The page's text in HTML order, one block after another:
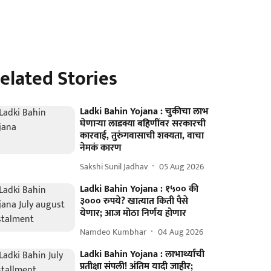
Stories
Ladki Bahin Yojana : चुकीचा लाभ
घेणार्‍या लाडक्या बहि‍णींवर सरकारची
कारवाई, तुरुंगवासाची शक्यता, वाचा
नेमकं कारण
Sakshi Sunil Jadhav 05 Aug 2026
Ladki Bahin Yojana : १५०० की
३००० रुपये? खात्यात किती पैसे
येणार; आज मोठा निर्णय होणार
Namdeo Kumbhar 04 Aug 2026
Ladki Bahin Yojana : लाभार्थ्यांची
प्रतीक्षा संपली! अंतिम यादी जाहीर;